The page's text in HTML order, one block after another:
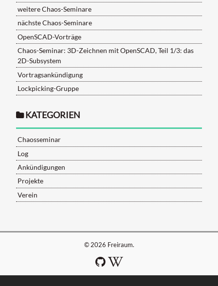
weitere Chaos-Seminare
nächste Chaos-Seminare
OpenSCAD-Vorträge
Chaos-Seminar: 3D-Zeichnen mit OpenSCAD, Teil 1/3: das
2D-Subsystem
Vortragsankündigung
Lockpicking-Gruppe
KATEGORIEN
Chaosseminar
Log
Ankündigungen
Projekte
Verein
© 2026 Freiraum.